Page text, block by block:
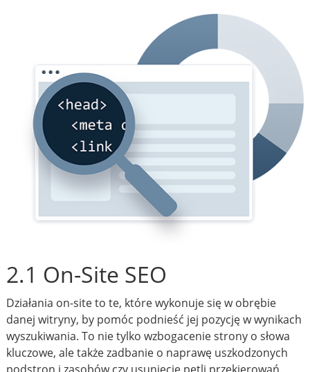
2.1 On-Site SEO
Działania on-site to te, które wykonuje się w obrębie
danej witryny, by pomóc podnieść jej pozycję w wynikach
wyszukiwania. To nie tylko wzbogacenie strony o słowa
kluczowe, ale także zadbanie o naprawę uszkodzonych
podstron i zasobów czy usunięcie pętli przekierowań.